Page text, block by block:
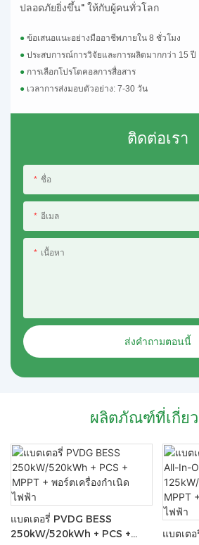
ปลอดภัยยิ่งขึ้น" ให้กับผู้คนทั่วโลก
●ข้อเสนอแนะอย่างมืออาชีพภายใน 8 ชั่วโมง
●ประสบการณ์การวิจัยและการผลิตมากกว่า 15 ปี
● การเลือกโปรโตคอลการสื่อสาร
● เวลาการส่งมอบตัวอย่าง: 7-30 วัน
ติดต่อเรา
ชื่อ
อีเมล
เนื้อหา
ส่งคำถามตอนนี้
ผลิตภัณฑ์ที่เกี่ย
แบตเตอรี่ PVDG BESS
250kW/520kWh + PCS +
แบตเต